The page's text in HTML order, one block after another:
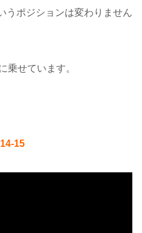
うポジションは変わりません
乗せています。
15